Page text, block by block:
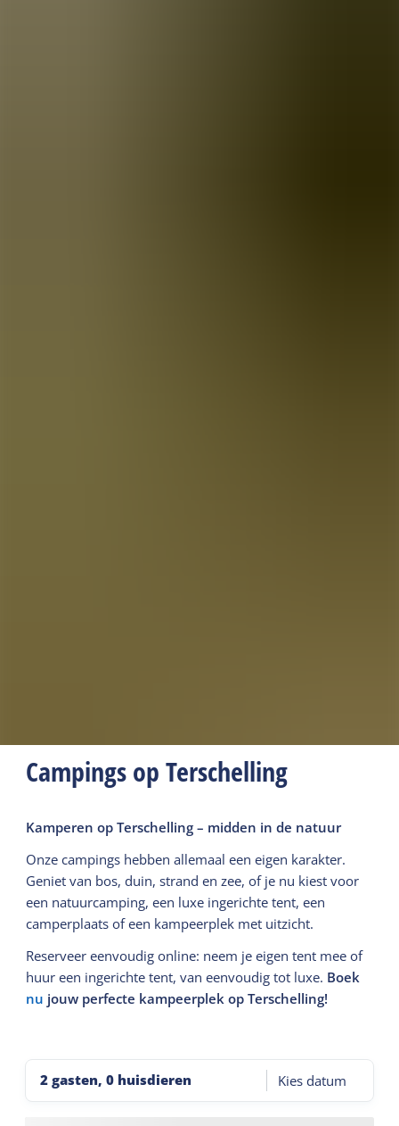
Campings op Terschelling
Kamperen op Terschelling – midden in de natuur
Onze campings hebben allemaal een eigen karakter.
Geniet van bos, duin, strand en zee, of je nu kiest voor
een natuurcamping, een luxe ingerichte tent, een
camperplaats of een kampeerplek met uitzicht.
Reserveer eenvoudig online: neem je eigen tent mee of
huur een ingerichte tent, van eenvoudig tot luxe. Boek
nu jouw perfecte kampeerplek op Terschelling!
2 gasten, 0 huisdieren Kies datum